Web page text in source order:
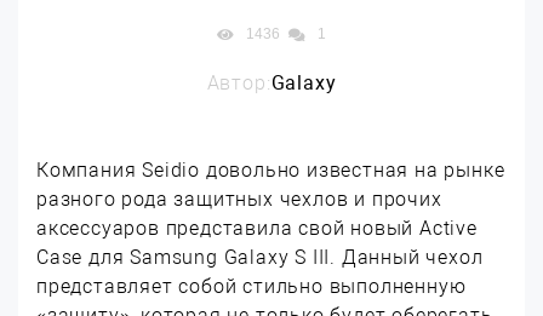
1436 1
Автор:Galaxy
Компания Seidio довольно известная на рынке
разного рода защитных чехлов и прочих
аксессуаров представила свой новый Active
Case для Samsung Galaxy S III. Данный чехол
представляет собой стильно выполненную